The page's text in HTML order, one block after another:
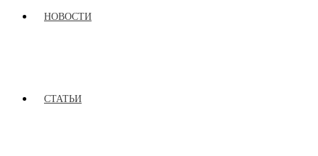
НОВОСТИ
СТАТЬИ